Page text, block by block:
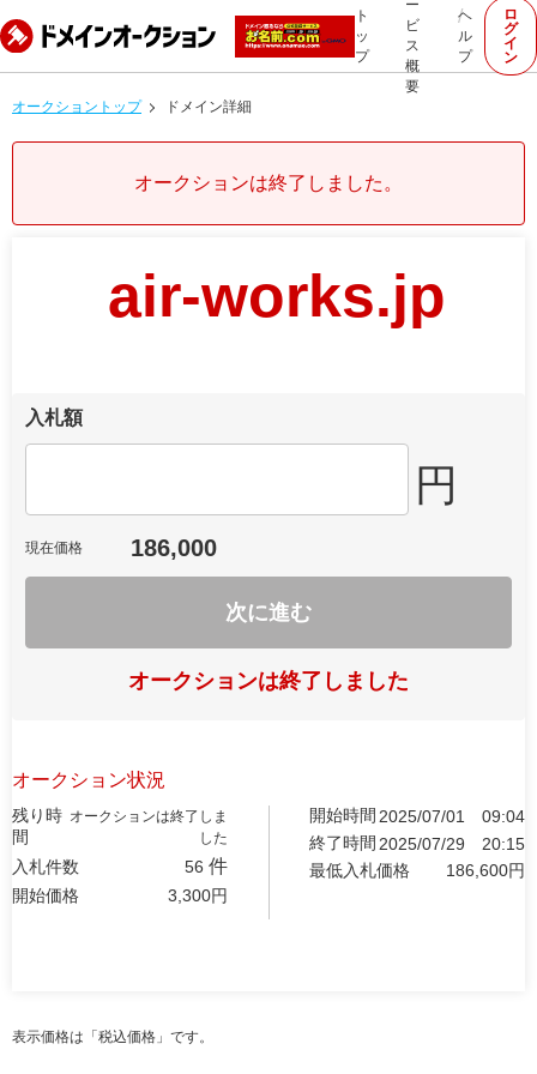
ト
ッ
プ
ー
ビ
ス
概
要
ヘ
ル
プ
ロ
グ
イ
ン
オークショントップ ドメイン詳細
オークションは終了しました。
air-works.jp
入札額
円
現在価格 186,000
次に進む
オークションは終了しました
オークション状況
残り時
間
オークションは終了しま
した
入札件数 56 件
開始価格 3,300円
開始時間 2025/07/01
09:04
終了時間 2025/07/29
20:15
最低入札価格
186,600円
表示価格は「税込価格」です。